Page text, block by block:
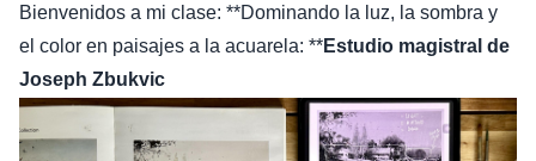
Bienvenidos a mi clase: **Dominando la luz, la sombra y
el color en paisajes a la acuarela: **Estudio magistral de
Joseph Zbukvic